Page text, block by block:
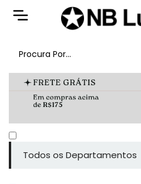
Todos os Departamentos